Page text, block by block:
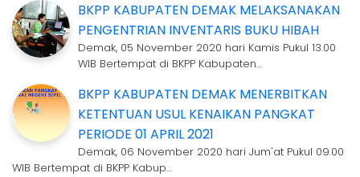
BKPP KABUPATEN DEMAK MELAKSANAKAN
PENGENTRIAN INVENTARIS BUKU HIBAH
Demak, 05 November 2020 hari Kamis Pukul 13.00
WIB Bertempat di BKPP Kabupaten…
BKPP KABUPATEN DEMAK MENERBITKAN
KETENTUAN USUL KENAIKAN PANGKAT
PERIODE 01 APRIL 2021
Demak, 06 November 2020 hari Jum'at Pukul 09.00
WIB Bertempat di BKPP Kabup…